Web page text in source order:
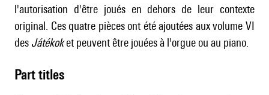
l'autorisation d'être joués en dehors de leur contexte
original. Ces quatre pièces ont été ajoutées aux volume VI
des Játékoket peuvent être jouées à l'orgue ou au piano.
Part titles